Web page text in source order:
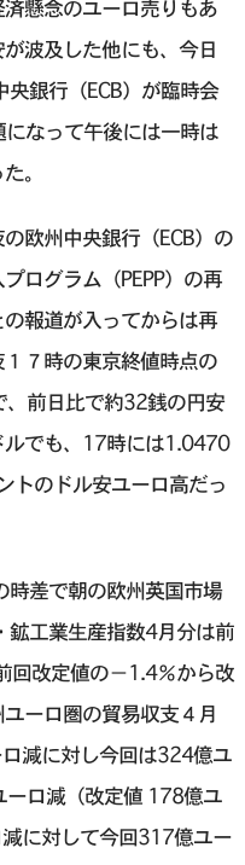
懸念のユーロ売りもあ
波及した他にも、今日
銀行（ECB）が臨時会
なって午後には一時は
。
欧州中央銀行（ECB）の
ログラム（PEPP）の再
報道が入ってからは再
７時の東京終値時点の
前日比で約32銭の円安
ルでも、17時には1.0470
トのドル安ユーロ高だっ
時差で朝の欧州英国市場
鉱工業生産指数4月分は前
回改定値の−1.4％から改
ーロ圏の貿易収支４月
減に対し今回は324億ユ
ロ減（改定値 178億ユ
に対して今回317億ユー